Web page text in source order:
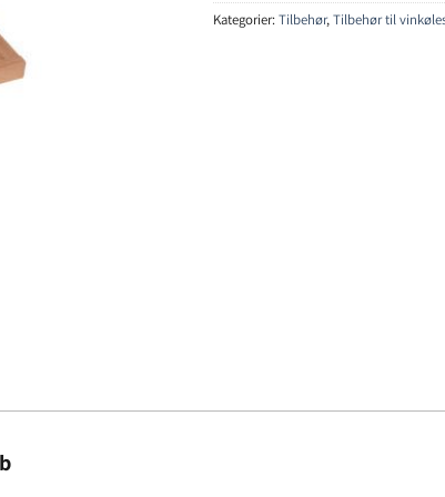
Kategorier:Tilbehør,Tilbehør til